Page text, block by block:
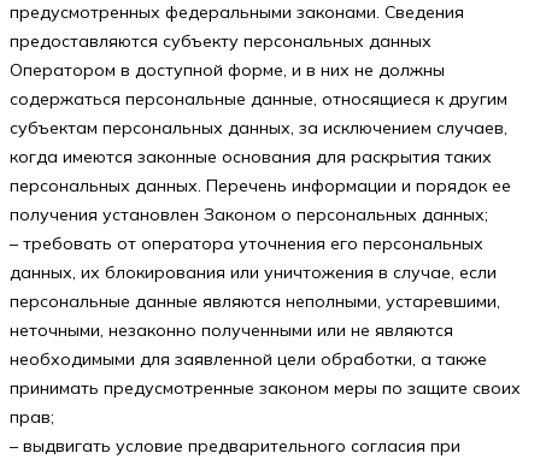
предусмотренных федеральными законами. Сведения
предоставляются субъекту персональных данных
Оператором в доступной форме, и в них не должны
содержаться персональные данные, относящиеся к другим
субъектам персональных данных, за исключением случаев,
когда имеются законные основания для раскрытия таких
персональных данных. Перечень информации и порядок ее
получения установлен Законом о персональных данных;
– требовать от оператора уточнения его персональных
данных, их блокирования или уничтожения в случае, если
персональные данные являются неполными, устаревшими,
неточными, незаконно полученными или не являются
необходимыми для заявленной цели обработки, а также
принимать предусмотренные законом меры по защите своих
прав;
– выдвигать условие предварительного согласия при